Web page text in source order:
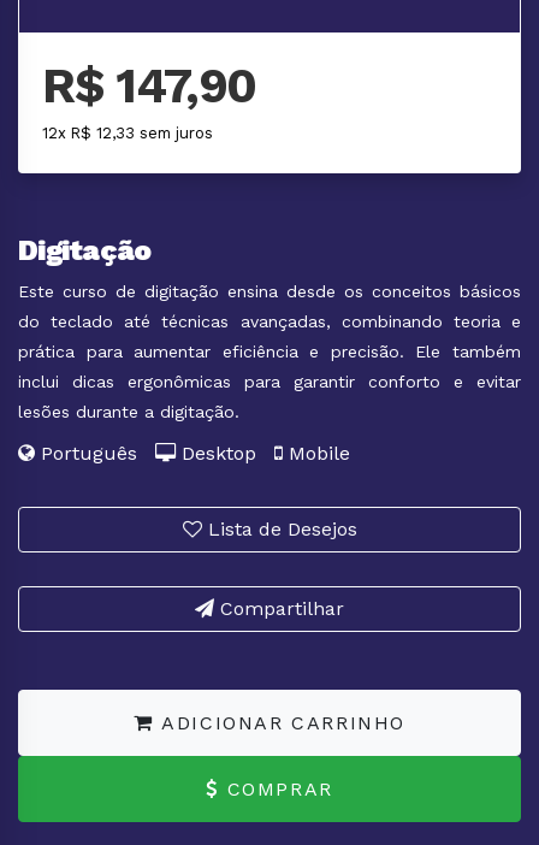
R$ 147,90
12x R$ 12,33 sem juros
Digitação
Este curso de digitação ensina desde os conceitos básicos
do teclado até técnicas avançadas, combinando teoria e
prática para aumentar eficiência e precisão. Ele também
inclui dicas ergonômicas para garantir conforto e evitar
lesões durante a digitação.
Português Desktop Mobile
Lista de Desejos
Compartilhar
ADICIONAR CARRINHO
COMPRAR